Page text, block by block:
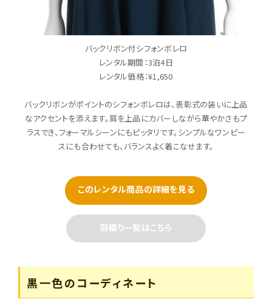
バックリボン付シフォンボレロ
レンタル期間：3泊4日
レンタル価格：¥1,650
バックリボンがポイントのシフォンボレロは、表彰式の装いに上品
なアクセントを添えます。肩を上品にカバーしながら華やかさもプ
ラスでき、フォーマルシーンにもピッタリです。シンプルなワンピー
スにも合わせても、バランスよく着こなせます。
このレンタル商品の詳細を見る
羽織り一覧はこちら
黒一色のコーディネート